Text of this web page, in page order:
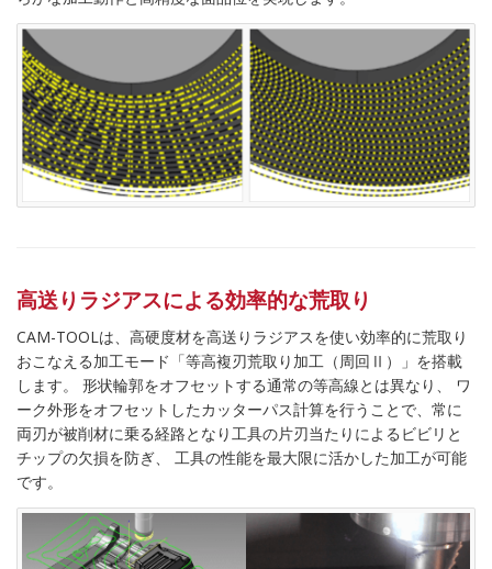
高送りラジアスによる効率的な荒取り
CAM-TOOLは、高硬度材を高送りラジアスを使い効率的に荒取り
おこなえる加工モード「等高複刃荒取り加工（周回Ⅱ）」を搭載
します。 形状輪郭をオフセットする通常の等高線とは異なり、 ワ
ーク外形をオフセットしたカッターパス計算を行うことで、常に
両刃が被削材に乗る経路となり工具の片刃当たりによるビビリと
チップの欠損を防ぎ、 工具の性能を最大限に活かした加工が可能
です。